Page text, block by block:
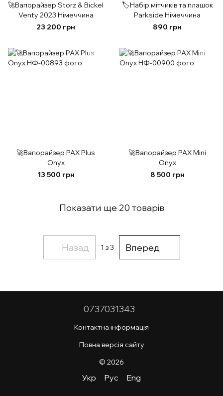
🚀Вапорайзер Storz & Bickel
Venty 2023 Німеччина
23 200 грн
🏷️Набір мітчиків та плашок
Parkside Німеччина
890 грн
🚀Вапорайзер PAX Plus
Onyx
13 500 грн
🚀Вапорайзер PAX Mini
Onyx
8 500 грн
Показати ще 20 товарів
Назад 1 з 3 Вперед
0737031343
Контактна інформація
Повна версія сайту
© 2026
Укр Рус Eng